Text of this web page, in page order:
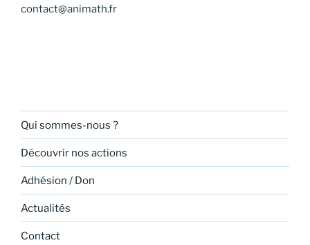
contact@animath.fr
Qui sommes-nous ?
Découvrir nos actions
Adhésion / Don
Actualités
Contact